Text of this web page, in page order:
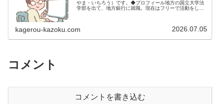
やま・いちろう）です。◆プロフィール地方の国立大学法
学部を出て、地方銀行に就職。現在はフリーで活動をして
kagerou-kazoku.com 2026.07.05
コメント
コメントを書き込む